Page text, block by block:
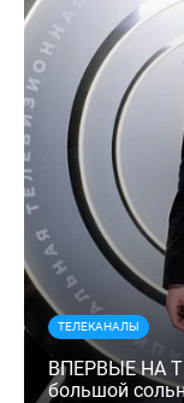
ТЕЛЕКАНАЛЫ
ВПЕРВЫЕ НА
большой